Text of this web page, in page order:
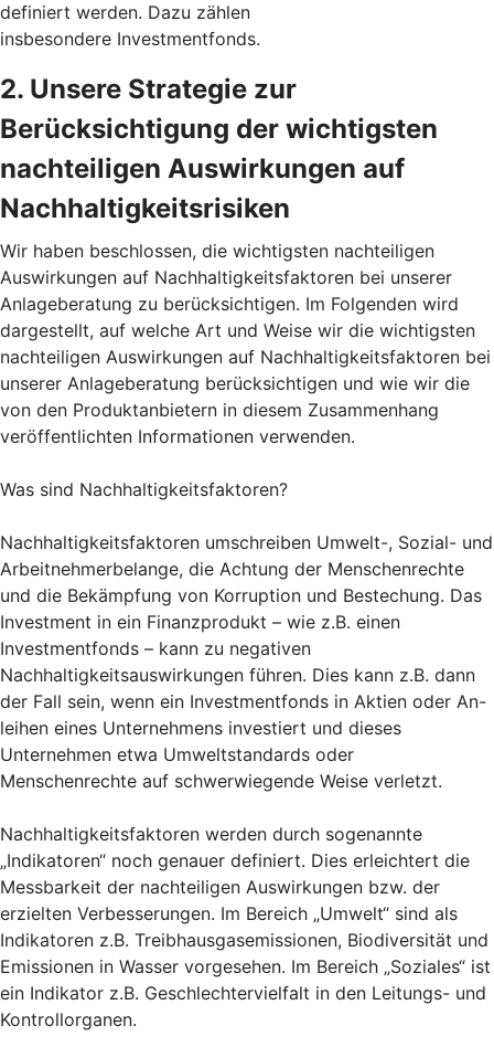
definiert werden. Dazu zählen
insbesondere Investmentfonds.
2. Unsere Strategie zur
Berücksichtigung der wichtigsten
nachteiligen Auswirkungen auf
Nachhaltigkeitsrisiken
Wir haben beschlossen, die wichtigsten nachteiligen
Auswirkungen auf Nachhaltigkeitsfaktoren bei unserer
Anlageberatung zu berücksichtigen. Im Folgenden wird
dargestellt, auf welche Art und Weise wir die wichtigsten
nachteiligen Auswirkungen auf Nachhaltigkeitsfaktoren bei
unserer Anlageberatung berücksichtigen und wie wir die
von den Produktanbietern in diesem Zusammenhang
veröffentlichten Informationen verwenden.
Was sind Nachhaltigkeitsfaktoren?
Nachhaltigkeitsfaktoren umschreiben Umwelt-, Sozial- und
Arbeitnehmerbelange, die Achtung der Menschenrechte
und die Bekämpfung von Korruption und Bestechung. Das
Investment in ein Finanzprodukt – wie z.B. einen
Investmentfonds – kann zu negativen
Nachhaltigkeitsauswirkungen führen. Dies kann z.B. dann
der Fall sein, wenn ein Investmentfonds in Aktien oder An-
leihen eines Unternehmens investiert und dieses
Unternehmen etwa Umweltstandards oder
Menschenrechte auf schwerwiegende Weise verletzt.
Nachhaltigkeitsfaktoren werden durch sogenannte
„Indikatoren“ noch genauer definiert. Dies erleichtert die
Messbarkeit der nachteiligen Auswirkungen bzw. der
erzielten Verbesserungen. Im Bereich „Umwelt“ sind als
Indikatoren z.B. Treibhausgasemissionen, Biodiversität und
Emissionen in Wasser vorgesehen. Im Bereich „Soziales“ ist
ein Indikator z.B. Geschlechtervielfalt in den Leitungs- und
Kontrollorganen.